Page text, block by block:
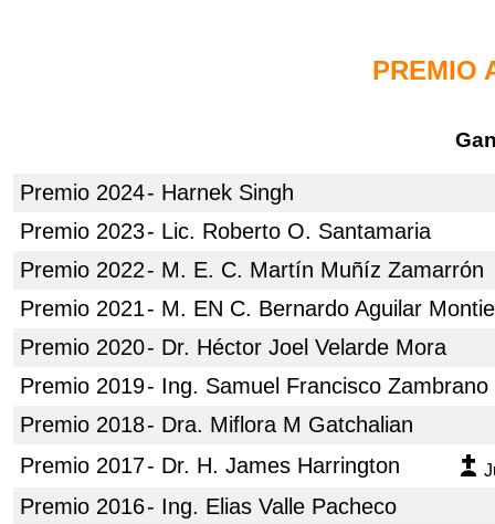
PREMIO
Premio 2024- Harnek Singh
Premio 2023- Lic. Roberto O. Santamaria
Premio 2022- M. E. C. Martín Muñíz Zamarrón
Premio 2021- M. EN C. Bernardo Aguilar
Premio 2020- Dr. Héctor Joel Velarde Mora
Premio 2019- Ing. Samuel Francisco Zambrano
Premio 2018- Dra. Miflora M Gatchalian
Premio 2017- Dr. H. James Harrington
Premio 2016- Ing. Elias Valle Pacheco